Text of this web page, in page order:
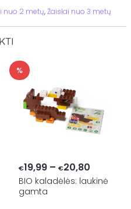
nuo 2 metų,Žaislai nuo 3 metų
%
€19,99 – €20,80Price
range:
BIO kaladėlės: laukinė
gamta